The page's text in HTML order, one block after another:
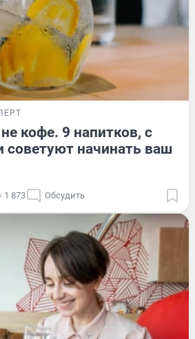
кофе. 9 напитков, с
советуют начинать ваш
1 873 Обсудить